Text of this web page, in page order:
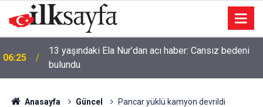
06:25
13 yaşındaki Ela Nur’dan acı haber: Cansız bedeni
bulundu
Anasayfa Güncel Pancar yüklü kamyon devrildi